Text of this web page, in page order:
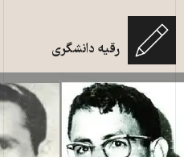
رقیه دانشگری